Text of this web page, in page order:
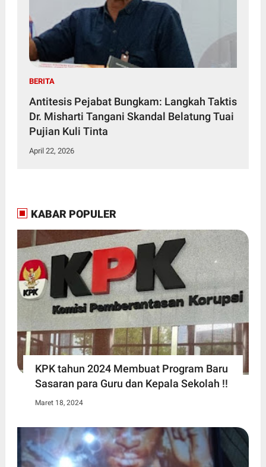
BERITA
Antitesis Pejabat Bungkam: Langkah Taktis
Dr. Misharti Tangani Skandal Belatung Tuai
Pujian Kuli Tinta
April 22, 2026
KABAR POPULER
KPK tahun 2024 Membuat Program Baru
Sasaran para Guru dan Kepala Sekolah !!
Maret 18, 2024